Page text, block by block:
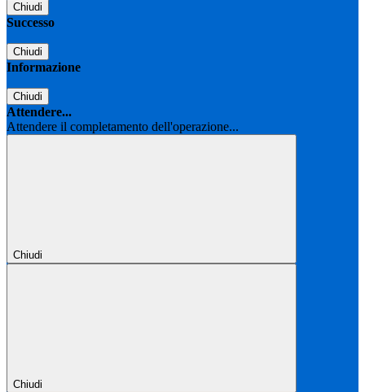
Chiudi
Successo
Chiudi
Informazione
Chiudi
Attendere...
Attendere il completamento dell'operazione...
Chiudi
Chiudi